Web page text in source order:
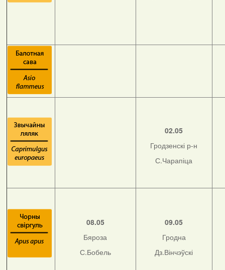
02.05
Гродзенскі р-н
С.Чарапіца
08.05
Бяроза
С.Бобель
09.05
Гродна
Дз.Вінчэўскі